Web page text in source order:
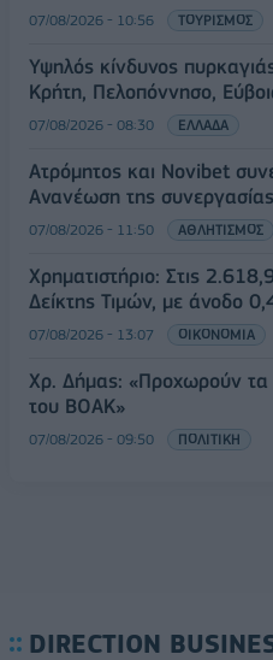
07/08/2026 - 10:56 ΤΟΥΡΙΣΜΟΣ
Υψηλός κίνδυνος
Κρήτη, Πελοπόννησο,
07/08/2026 - 08:30 ΕΛΛΑΔΑ
Ατρόμητος και Novibet
Ανανέωση της
07/08/2026 - 11:50 ΑΘΛΗΤΙΣΜΟΣ
Χρηματιστήριο: Στις
Δείκτης Τιμών, με άνοδο
07/08/2026 - 13:07 ΟΙΚΟΝΟΜΙΑ
Χρ. Δήμας: «Προχωρούν τα
του ΒΟΑΚ»
07/08/2026 - 09:50 ΠΟΛΙΤΙΚΗ
DIRECTION